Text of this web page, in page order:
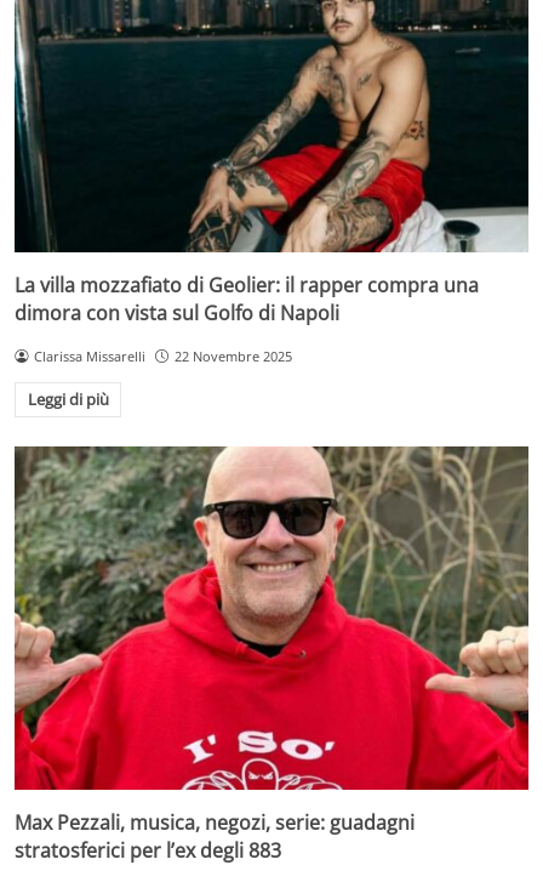
La villa mozzafiato di Geolier: il rapper compra una
dimora con vista sul Golfo di Napoli
Clarissa Missarelli 22 Novembre 2025
Leggi di più
Max Pezzali, musica, negozi, serie: guadagni
stratosferici per l’ex degli 883